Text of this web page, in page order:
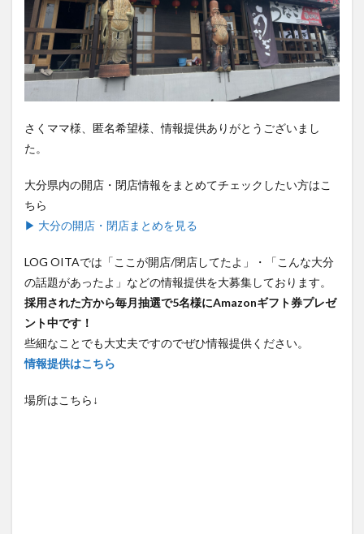
さくママ様、匿名希望様、情報提供ありがとうございまし
た。
ちら
▶ 大分の開店・閉店まとめを見る
LOG OITAでは「ここが開店/閉店してたよ」・「こんな大分
の話題があったよ」などの情報提供を大募集しております。
採用された方から毎月抽選で5名様にAmazonギフト券プレゼ
ント中です！
些細なことでも大丈夫ですのでぜひ情報提供ください。
情報提供はこちら